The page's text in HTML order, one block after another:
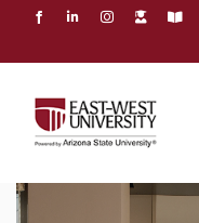
content